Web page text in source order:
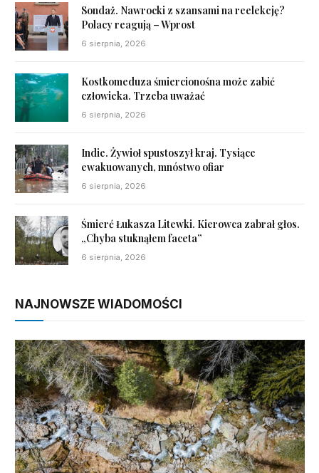
Sondaż. Nawrocki z szansami na reelekcję?
Polacy reagują – Wprost
6 sierpnia, 2026
Kostkomeduza śmiercionośna może zabić
człowieka. Trzeba uważać
6 sierpnia, 2026
Indie. Żywioł spustoszył kraj. Tysiące
ewakuowanych, mnóstwo ofiar
6 sierpnia, 2026
Śmierć Łukasza Litewki. Kierowca zabrał głos.
„Chyba stuknąłem faceta”
6 sierpnia, 2026
NAJNOWSZE WIADOMOŚCI